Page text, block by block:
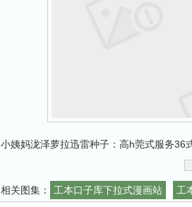
小姨妈泷泽萝拉迅雷种子：高h莞式服务36
相关图集： 工本口子库下拉式漫画站 工